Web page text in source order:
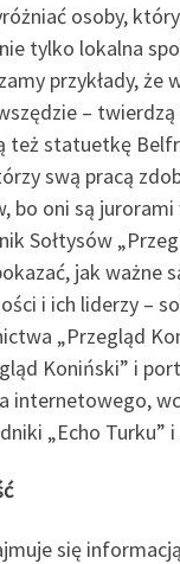
osoby,
tylko lokalna
przykłady, że
– twierdzą
też statuetkę
swą pracą
bo oni są
Sołtysów
jak ważne
i ich liderzy –
„Przegląd
Koniński” i
internetowego,
„Echo Turku” i
się